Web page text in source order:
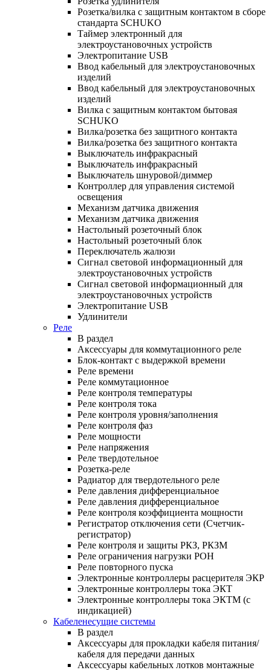
Розетка/вилка с защитным контактом в сборе
стандарта SCHUKO
Таймер электронный для
электроустановочных устройств
Электропитание USB
Ввод кабельный для электроустановочных
изделий
Ввод кабельный для электроустановочных
изделий
Вилка с защитным контактом бытовая
SCHUKO
Вилка/розетка без защитного контакта
Вилка/розетка без защитного контакта
Выключатель инфракрасный
Выключатель инфракрасный
Выключатель шнуровой/диммер
Контроллер для управления системой
освещения
Механизм датчика движения
Механизм датчика движения
Настольный розеточный блок
Настольный розеточный блок
Переключатель жалюзи
Сигнал световой информационный для
электроустановочных устройств
Сигнал световой информационный для
электроустановочных устройств
Электропитание USB
Удлинители
Реле
В раздел
Аксессуары для коммутационного реле
Блок-контакт с выдержкой времени
Реле времени
Реле коммутационное
Реле контроля температуры
Реле контроля тока
Реле контроля уровня/заполнения
Реле контроля фаз
Реле мощности
Реле напряжения
Реле твердотельное
Розетка-реле
Радиатор для твердотельного реле
Реле давления дифференциальное
Реле давления дифференциальное
Реле контроля коэффициента мощности
Регистратор отключения сети (Счетчик-
регистратор)
Реле контроля и защиты РКЗ, РКЗМ
Реле ограничения нагрузки РОН
Реле повторного пуска
Электронные контроллеры расцерителя ЭКР
Электронные контроллеры тока ЭКТ
Электронные контроллеры тока ЭКТМ (с
индикацией)
Кабеленесущие системы
В раздел
Аксессуары для прокладки кабеля питания/
кабеля для передачи данных
Аксессуары кабельных лотков монтажные